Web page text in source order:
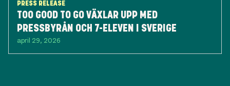
PRESS RELEASE
TOO GOOD TO GO VÄXLAR UPP MED
PRESSBYRÅN OCH 7-ELEVEN I SVERIGE
april 29, 2026